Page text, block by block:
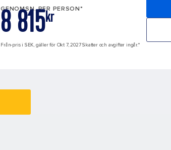
GENOMSN. PER PERSON*
kr
8 815
Från-pris i SEK, gäller för Okt 7, 2027 Skatter och avgifter ingår.*